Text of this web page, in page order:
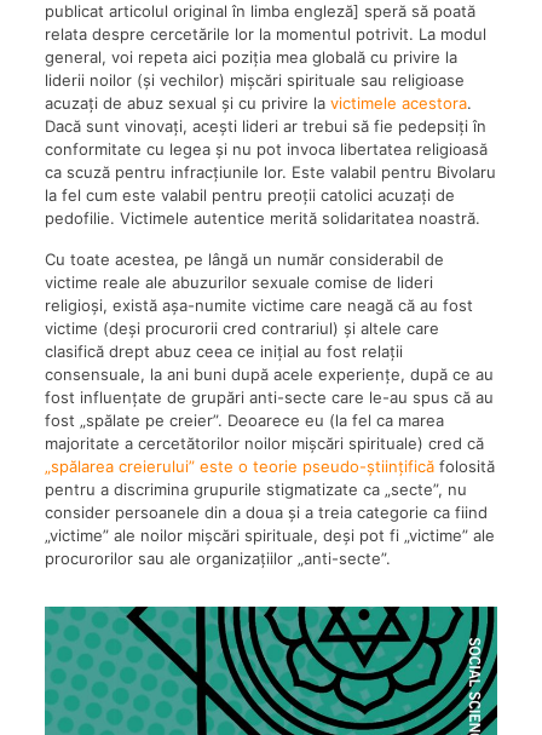
publicat articolul original în limba engleză] speră să poată
relata despre cercetările lor la momentul potrivit. La modul
general, voi repeta aici poziția mea globală cu privire la
liderii noilor (și vechilor) mișcări spirituale sau religioase
acuzați de abuz sexual și cu privire la victimele acestora.
Dacă sunt vinovați, acești lideri ar trebui să fie pedepsiți în
conformitate cu legea și nu pot invoca libertatea religioasă
ca scuză pentru infracțiunile lor. Este valabil pentru Bivolaru
la fel cum este valabil pentru preoții catolici acuzați de
pedofilie. Victimele autentice merită solidaritatea noastră.
Cu toate acestea, pe lângă un număr considerabil de
victime reale ale abuzurilor sexuale comise de lideri
religioși, există așa-numite victime care neagă că au fost
victime (deși procurorii cred contrariul) și altele care
clasifică drept abuz ceea ce inițial au fost relații
consensuale, la ani buni după acele experiențe, după ce au
fost influențate de grupări anti-secte care le-au spus că au
fost „spălate pe creier”. Deoarece eu (la fel ca marea
majoritate a cercetătorilor noilor mișcări spirituale) cred că
„spălarea creierului” este o teorie pseudo-științificăfolosită
pentru a discrimina grupurile stigmatizate ca „secte”, nu
consider persoanele din a doua și a treia categorie ca fiind
„victime” ale noilor mișcări spirituale, deși pot fi „victime” ale
procurorilor sau ale organizațiilor „anti-secte”.